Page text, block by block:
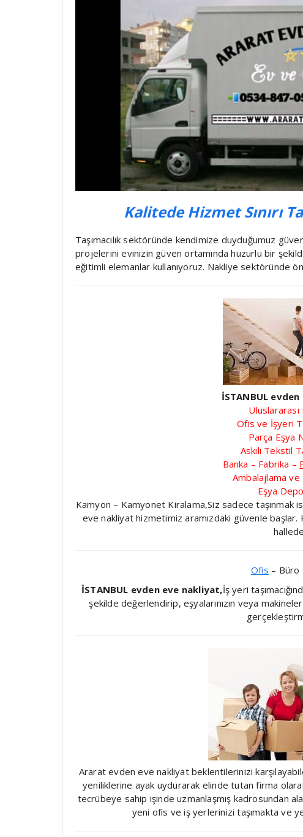
Kalitede Hizmet Sınırı
Taşımacılık sektöründe kendimize duyduğumuz
projelerini evinizin güven ortamında huzurlu bir
eğitimli elemanlar kullanıyoruz. Nakliye sektöründe
İSTANBUL
Uluslararası
Ofis ve İşyeri
Parça Eşya
Askılı Tekstil
Banka – Fabrika –
Ambalajlama
Eşya
Kamyon – Kamyonet Kiralama,Siz sadece
eve nakliyat hizmetimiz aramızdaki güvenle
Ofis – Büro
İSTANBUL evden eve nakliyat,İş yeri
şekilde değerlendirip, eşyalarınızın veya
Ararat evden eve nakliyat beklentilerinizi
yeniliklerine ayak uydurarak elinde tutan firma
tecrübeye sahip işinde uzmanlaşmış kadrosundan
yeni ofis ve iş yerlerinizi taşımakta ve